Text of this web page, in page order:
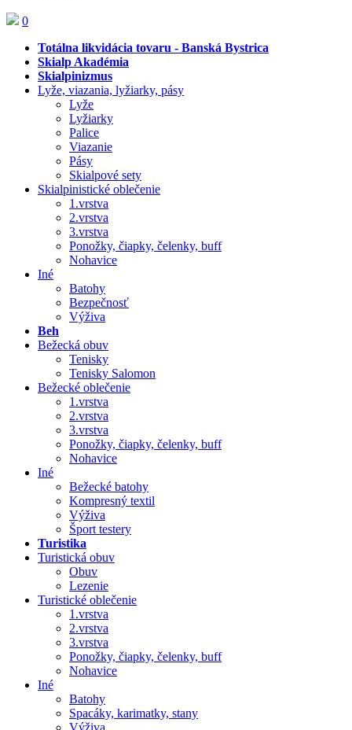
0
Totálna likvidácia tovaru - Banská Bystrica
Skialp Akadémia
Skialpinizmus
Lyže, viazania, lyžiarky, pásy
Lyže
Lyžiarky
Palice
Viazanie
Pásy
Skialpové sety
Skialpinistické oblečenie
1.vrstva
2.vrstva
3.vrstva
Ponožky, čiapky, čelenky, buff
Nohavice
Iné
Batohy
Bezpečnosť
Výživa
Beh
Bežecká obuv
Tenisky
Tenisky Salomon
Bežecké oblečenie
1.vrstva
2.vrstva
3.vrstva
Ponožky, čiapky, čelenky, buff
Nohavice
Iné
Bežecké batohy
Kompresný textil
Výživa
Šport testery
Turistika
Turistická obuv
Obuv
Lezenie
Turistické oblečenie
1.vrstva
2.vrstva
3.vrstva
Ponožky, čiapky, čelenky, buff
Nohavice
Iné
Batohy
Spacáky, karimatky, stany
Výživa